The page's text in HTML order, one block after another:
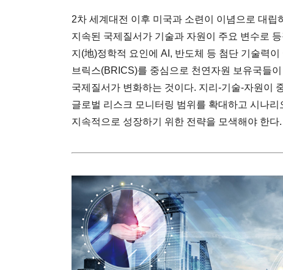
2차 세계대전 이후 미국과 소련이 이념으로 대
지속된 국제질서가 기술과 자원이 주요 변수로
지(地)정학적 요인에 AI, 반도체 등 첨단 기술력
브릭스(BRICS)를 중심으로 천연자원 보유국들
국제질서가 변화하는 것이다. 지리-기술-자원이
글로벌 리스크 모니터링 범위를 확대하고 시나
지속적으로 성장하기 위한 전략을 모색해야 한다.